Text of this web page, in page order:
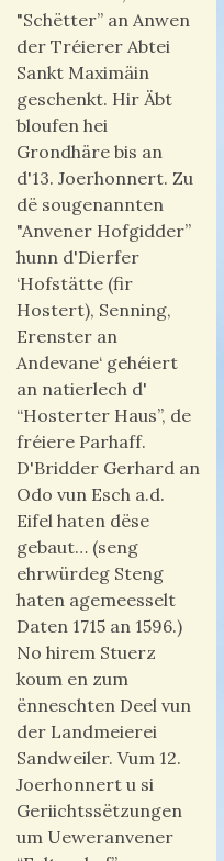
"Schëtter” an Anwen
der Tréierer Abtei
Sankt Maximäin
geschenkt. Hir Äbt
bloufen hei
Grondhäre bis an
d'13. Joerhonnert. Zu
dë sougenannten
"Anvener Hofgidder”
hunn d'Dierfer
‘Hofstätte (fir
Hostert), Senning,
Erenster an
Andevane‘ gehéiert
an natierlech d'
“Hosterter Haus”, de
fréiere Parhaff.
D'Bridder Gerhard an
Odo vun Esch a.d.
Eifel haten dëse
gebaut… (seng
ehrwürdeg Steng
haten agemeesselt
Daten 1715 an 1596.)
No hirem Stuerz
koum en zum
ënneschten Deel vun
der Landmeierei
Sandweiler. Vum 12.
Joerhonnert u si
Geriichtssëtzungen
um Ueweranvener